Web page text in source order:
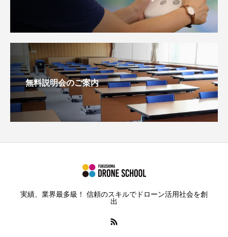
無料説明会のご案内
実績、業界最多級！ 信頼のスキルでドローン活用社会を創
出